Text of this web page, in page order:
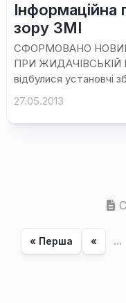
Інформаційна
зору ЗМІ
СФОРМОВАНО
ПРИ ЖИДАЧІВСЬКІЙ
відбулися установчі
27.05.2013
« Перша « ...